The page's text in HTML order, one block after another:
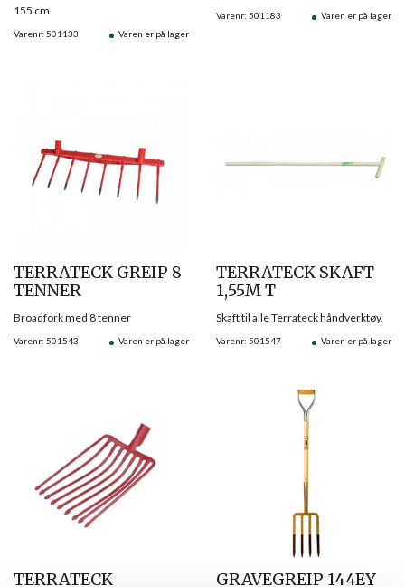
Varenr: 501133 Varen er på lager
155 cm
Varenr: 501183 Varen er på lager
TERRATECK GREIP 8
TENNER
Varenr: 501543 Varen er på lager
Broadfork med 8 tenner
TERRATECK SKAFT
1,55M T
Varenr: 501547 Varen er på lager
Skaft til alle Terrateck håndverktøy.
TERRATECK
GRAVEGREIP 144EY